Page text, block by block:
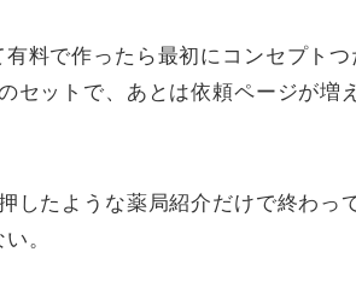
料で作ったら最初にコンセプト
セットで、あとは依頼ページが増
したような薬局紹介だけで終わっ
。